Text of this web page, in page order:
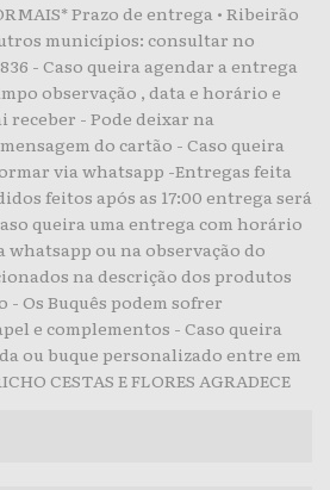
Prazo de entrega • Ribeirão
municípios: consultar no
- Caso queira agendar a entrega
observação , data e horário e
receber - Pode deixar na
do cartão - Caso queira
via whatsapp -Entregas feita
feitos após as 17:00 entrega será
queira uma entrega com horário
ou na observação do
na descrição dos produtos
Os Buquês podem sofrer
e complementos - Caso queira
ou buque personalizado entre em
CESTAS E FLORES AGRADECE